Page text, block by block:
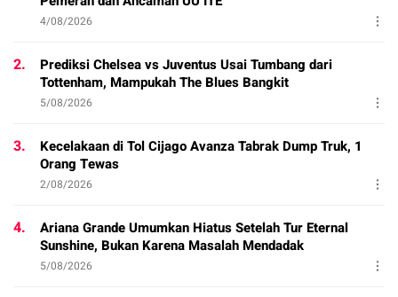
4/08/2026
2.
Prediksi Chelsea vs Juventus Usai Tumbang dari
Tottenham, Mampukah The Blues Bangkit
5/08/2026
3.
Kecelakaan di Tol Cijago Avanza Tabrak Dump Truk, 1
Orang Tewas
2/08/2026
4.
Ariana Grande Umumkan Hiatus Setelah Tur Eternal
Sunshine, Bukan Karena Masalah Mendadak
5/08/2026